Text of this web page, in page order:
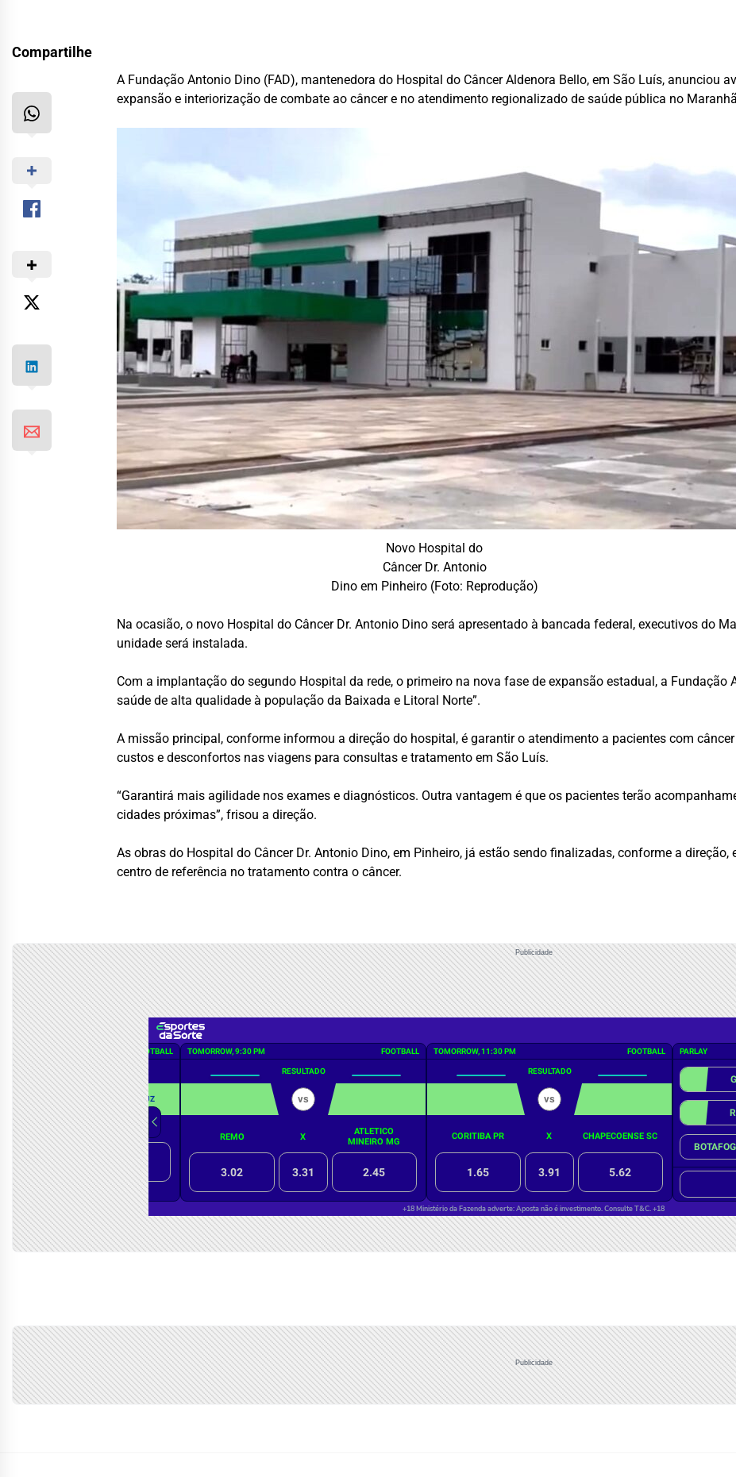
Compartilhe
A Fundação Antonio Dino (FAD), mantenedora do Hospital do Câncer Aldenora Bello, em São Luís, anunciou
expansão e interiorização de combate ao câncer e no atendimento regionalizado de saúde pública no
Novo Hospital do
Câncer Dr. Antonio
Dino em Pinheiro (Foto: Reprodução)
Na ocasião, o novo Hospital do Câncer Dr. Antonio Dino será apresentado à bancada federal, executivos do
unidade será instalada.
Com a implantação do segundo Hospital da rede, o primeiro na nova fase de expansão estadual, a
saúde de alta qualidade à população da Baixada e Litoral Norte”.
A missão principal, conforme informou a direção do hospital, é garantir o atendimento a pacientes com
custos e desconfortos nas viagens para consultas e tratamento em São Luís.
“Garantirá mais agilidade nos exames e diagnósticos. Outra vantagem é que os pacientes terão
cidades próximas”, frisou a direção.
As obras do Hospital do Câncer Dr. Antonio Dino, em Pinheiro, já estão sendo finalizadas, conforme a
centro de referência no tratamento contra o câncer.
Publicidade
Publicidade